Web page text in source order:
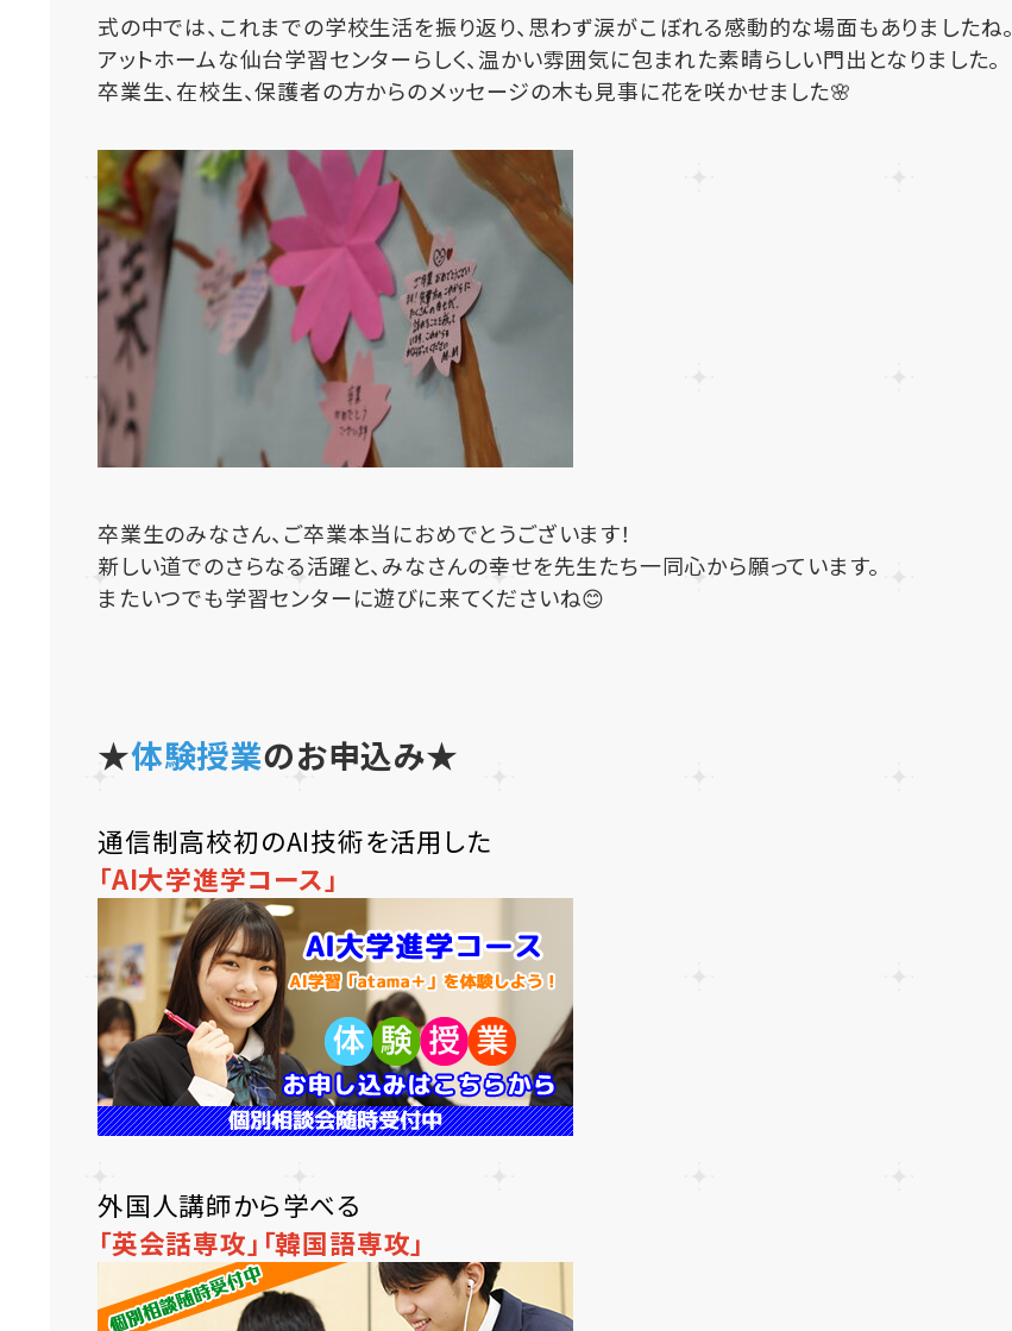
式の中では、これまでの学校生活を振り返り、思わず涙がこぼれる感動的な場面もありましたね。
アットホームな仙台学習センターらしく、温かい雰囲気に包まれた素晴らしい門出となりました。
卒業生、在校生、保護者の方からのメッセージの木も見事に花を咲かせました🌸
卒業生のみなさん、ご卒業本当におめでとうございます！
新しい道でのさらなる活躍と、みなさんの幸せを先生たち一同心から願っています。
またいつでも学習センターに遊びに来てくださいね😊
★体験授業のお申込み★
通信制高校初のAI技術を活用した
「AI大学進学コース」
外国人講師から学べる
「英会話専攻」 「韓国語専攻」